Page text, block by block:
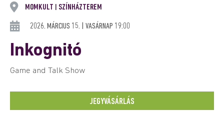
MOMKULT SZÍNHÁZTEREM
2026. MÁRCIUS 15. | VASÁRNAP 19:00
Inkognitó
Game and Talk Show
JEGYVÁSÁRLÁS